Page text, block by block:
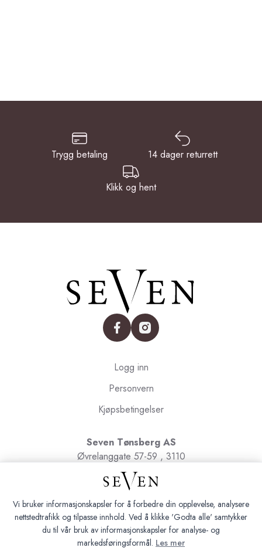
Trygg betaling 14 dager returrett
Klikk og hent
facebookinstagram
Logg inn
Personvern
Kjøpsbetingelser
Seven Tønsberg AS
Øvrelanggate 57-59 , 3110
Tønsberg
Org.nr. 991091580
Vi bruker informasjonskapsler for å forbedre din opplevelse, analysere
nettstedtrafikk og tilpasse innhold. Ved å klikke 'Godta alle' samtykker
du til vår bruk av informasjonskapsler for analyse- og
markedsføringsformål. Les mer